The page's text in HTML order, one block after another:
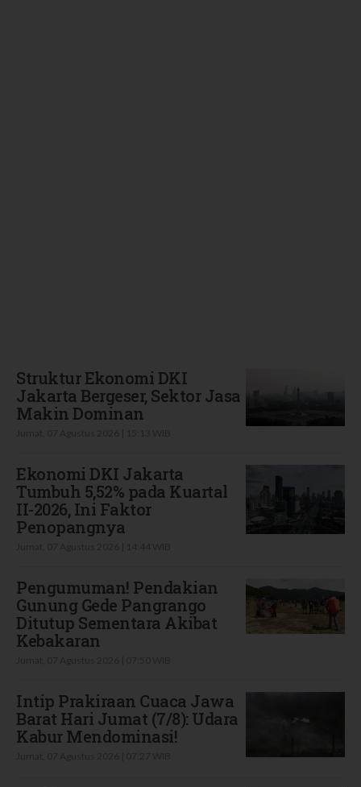
Struktur Ekonomi DKI
Jakarta Bergeser, Sektor Jasa
Makin Dominan
Ekonomi DKI Jakarta
Tumbuh 5,52% pada Kuartal
II-2026, Ini Faktor
Penopangnya
Pengumuman! Pendakian
Gunung Gede Pangrango
Ditutup Sementara Akibat
Kebakaran
Intip Prakiraan Cuaca Jawa
Barat Hari Jumat (7/8): Udara
Kabur Mendominasi!